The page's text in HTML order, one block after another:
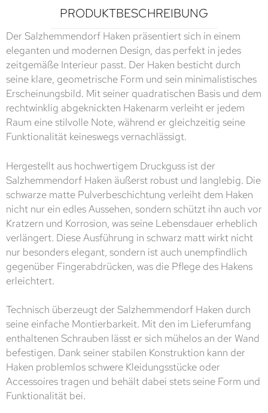
PRODUKTBESCHREIBUNG
Der Salzhemmendorf Haken präsentiert sich in einem
eleganten und modernen Design, das perfekt in jedes
zeitgemäße Interieur passt. Der Haken besticht durch
seine klare, geometrische Form und sein minimalistisches
Erscheinungsbild. Mit seiner quadratischen Basis und dem
rechtwinklig abgeknickten Hakenarm verleiht er jedem
Raum eine stilvolle Note, während er gleichzeitig seine
Funktionalität keineswegs vernachlässigt.
Hergestellt aus hochwertigem Druckguss ist der
Salzhemmendorf Haken äußerst robust und langlebig. Die
schwarze matte Pulverbeschichtung verleiht dem Haken
nicht nur ein edles Aussehen, sondern schützt ihn auch vor
Kratzern und Korrosion, was seine Lebensdauer erheblich
verlängert. Diese Ausführung in schwarz matt wirkt nicht
nur besonders elegant, sondern ist auch unempfindlich
gegenüber Fingerabdrücken, was die Pflege des Hakens
erleichtert.
Technisch überzeugt der Salzhemmendorf Haken durch
seine einfache Montierbarkeit. Mit den im Lieferumfang
enthaltenen Schrauben lässt er sich mühelos an der Wand
befestigen. Dank seiner stabilen Konstruktion kann der
Haken problemlos schwere Kleidungsstücke oder
Accessoires tragen und behält dabei stets seine Form und
Funktionalität bei.